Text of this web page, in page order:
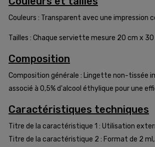
Couleurs : Transparent avec une impression
Tailles : Chaque serviette mesure 20 cm x
Composition
Composition générale : Lingette non-tissée
associé à 0,5% d'alcool éthylique pour une
Caractéristiques techniques
Titre de la caractéristique 1 : Utilisation
Titre de la caractéristique 2 : Format de 2